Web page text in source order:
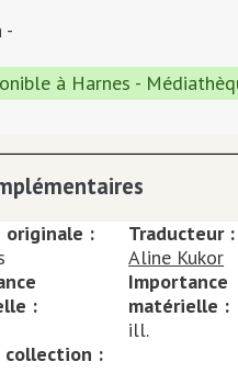
-
à Harnes -
originale :
Traducteur :
Aline Kukor
:
Importance
matérielle :
ill.
collection :